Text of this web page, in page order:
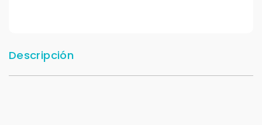
Descripción